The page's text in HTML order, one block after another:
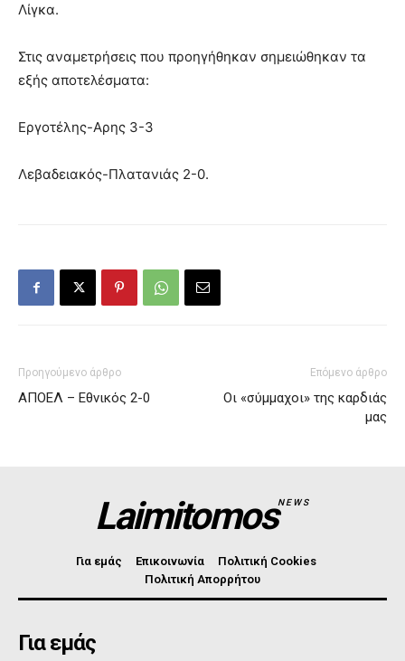
Λίγκα.
Στις αναμετρήσεις που προηγήθηκαν σημειώθηκαν τα
εξής αποτελέσματα:
Εργοτέλης-Αρης 3-3
Λεβαδειακός-Πλατανιάς 2-0.
Προηγούμενο άρθρο
ΑΠΟΕΛ – Εθνικός 2-0
Επόμενο άρθρο
Οι «σύμμαχοι» της καρδιάς
μας
LaimitomosNEWS
Για εμάς Επικοινωνία
Πολιτική Cookies
Πολιτική Απορρήτου
Για εμάς